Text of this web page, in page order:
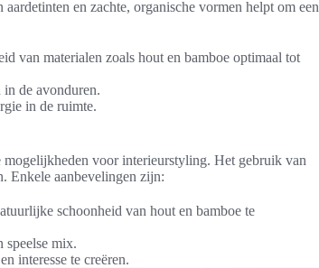
en zachte, organische vormen helpt om een
van materialen zoals hout en bamboe optimaal tot
de avonduren.
in de ruimte.
voor interieurstyling. Het gebruik van
Enkele aanbevelingen zijn:
schoonheid van hout en bamboe te
speelse mix.
interesse te creëren.